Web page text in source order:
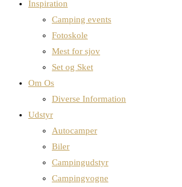
Inspiration
Camping events
Fotoskole
Mest for sjov
Set og Sket
Om Os
Diverse Information
Udstyr
Autocamper
Biler
Campingudstyr
Campingvogne